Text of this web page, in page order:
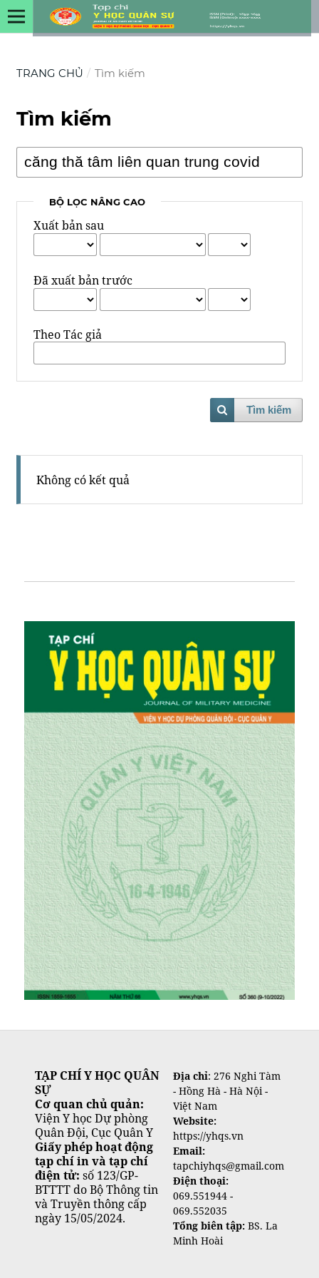
TRANG CHỦ / Tìm kiếm
Tìm kiếm
BỘ LỌC NÂNG CAO
Xuất bản sau
Đã xuất bản trước
Theo Tác giả
Tìm kiếm
Không có kết quả
TẠP CHÍ Y HỌC QUÂN
SỰ
Cơ quan chủ quản:
Viện Y học Dự phòng
Quân Đội, Cục Quân Y
Giấy phép hoạt động
tạp chí in và tạp chí
điện tử: số 123/GP-
BTTTT do Bộ Thông tin
và Truyền thông cấp
ngày 15/05/2024.
Địa chỉ: 276 Nghi Tàm
- Hồng Hà - Hà Nội -
Việt Nam
Website:
https://yhqs.vn
Email:
tapchiyhqs@gmail.com
Điện thoại:
069.551944 -
069.552035
Tổng biên tập:BS. La
Minh Hoài